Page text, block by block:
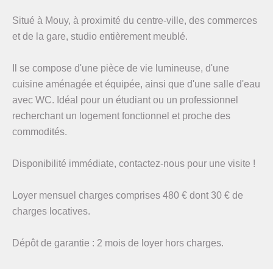
Situé à Mouy, à proximité du centre-ville, des commerces
et de la gare, studio entièrement meublé.
Il se compose d'une pièce de vie lumineuse, d'une
cuisine aménagée et équipée, ainsi que d'une salle d'eau
avec WC. Idéal pour un étudiant ou un professionnel
recherchant un logement fonctionnel et proche des
commodités.
Disponibilité immédiate, contactez-nous pour une visite !
Loyer mensuel charges comprises 480 € dont 30 € de
charges locatives.
Dépôt de garantie : 2 mois de loyer hors charges.